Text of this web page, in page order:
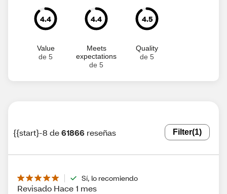
4.4
Value
de 5
4.4
Meets
expectations
de 5
4.5
Quality
de 5
{{start}-8 de61866 reseñas Filter(1)
Sí, lo recomiendo
Revisado Hace 1 mes